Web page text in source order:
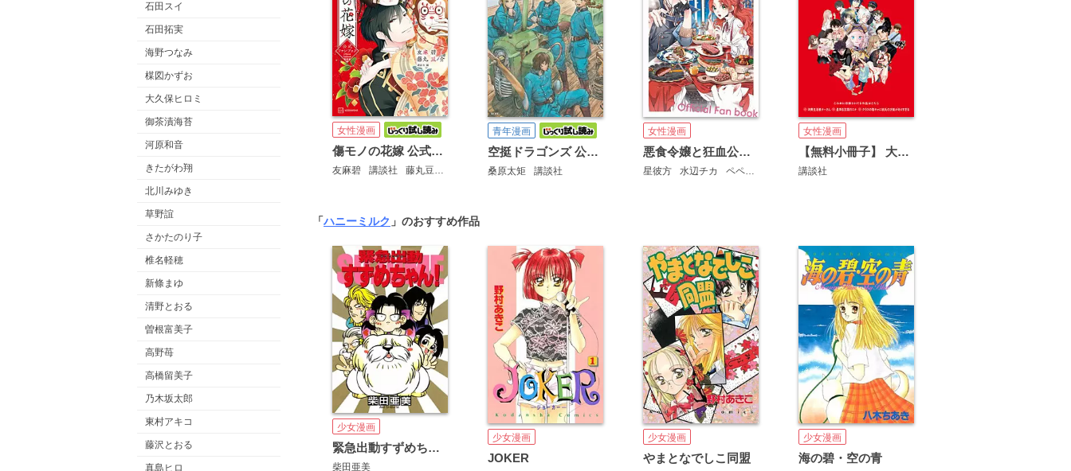
石田スイ
石田拓実
海野つなみ
楳図かずお
大久保ヒロミ
御茶漬海苔
河原和音
きたがわ翔
北川みゆき
草野誼
さかたのり子
椎名軽穂
新條まゆ
清野とおる
曽根富美子
高野苺
高橋留美子
乃木坂太郎
東村アキコ
藤沢とおる
真島ヒロ
女性漫画
傷モノの花嫁 公式ファンブック
友麻碧 講談社 藤丸豆ノ介
青年漫画
空挺ドラゴンズ 公式コミックガイド
桑原太矩 講談社
女性漫画
悪食令嬢と狂血公爵～その魔物、私が美味しくいただきます！～公式ファンブック
星彼方 水辺チカ ペペロン 講談社
女性漫画
【無料小冊子】 大切なひとに本を贈ろう～サンジョルディフェア～ ＜女性版2＞
講談社
「ハニーミルク 」のおすすめ作品
少女漫画
緊急出動すずめちゃん！
柴田亜美
少女漫画
JOKER
少女漫画
やまとなでしこ同盟
少女漫画
海の碧・空の青